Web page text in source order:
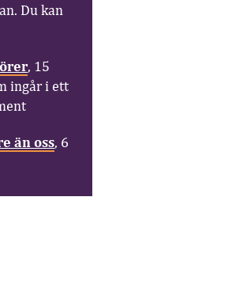
Du kan
, 15
ingår i ett
än oss, 6